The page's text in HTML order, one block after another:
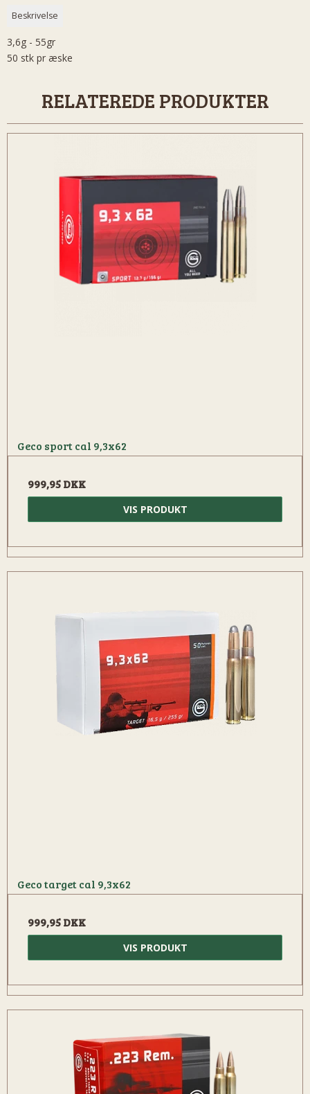
Beskrivelse
3,6g - 55gr
50 stk pr æske
RELATEREDE PRODUKTER
Geco sport cal 9,3x62
999,95 DKK
VIS PRODUKT
Geco target cal 9,3x62
999,95 DKK
VIS PRODUKT